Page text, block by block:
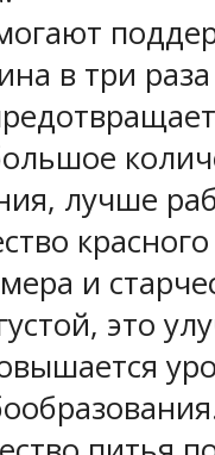
в три
лучше
и
это